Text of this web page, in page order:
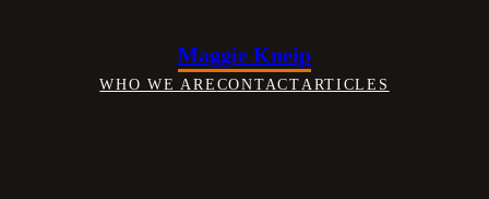
Maggie Kneip
WHO WE ARECONTACTARTICLES